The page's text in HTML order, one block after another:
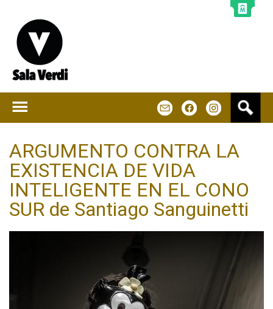
ARGUMENTO CONTRA LA
EXISTENCIA DE VIDA
INTELIGENTE EN EL CONO
SUR de Santiago Sanguinetti
s
a